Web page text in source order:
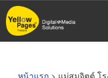
ข้าม
ไป
หน้าแรก > แม่สมจิตต์ โ